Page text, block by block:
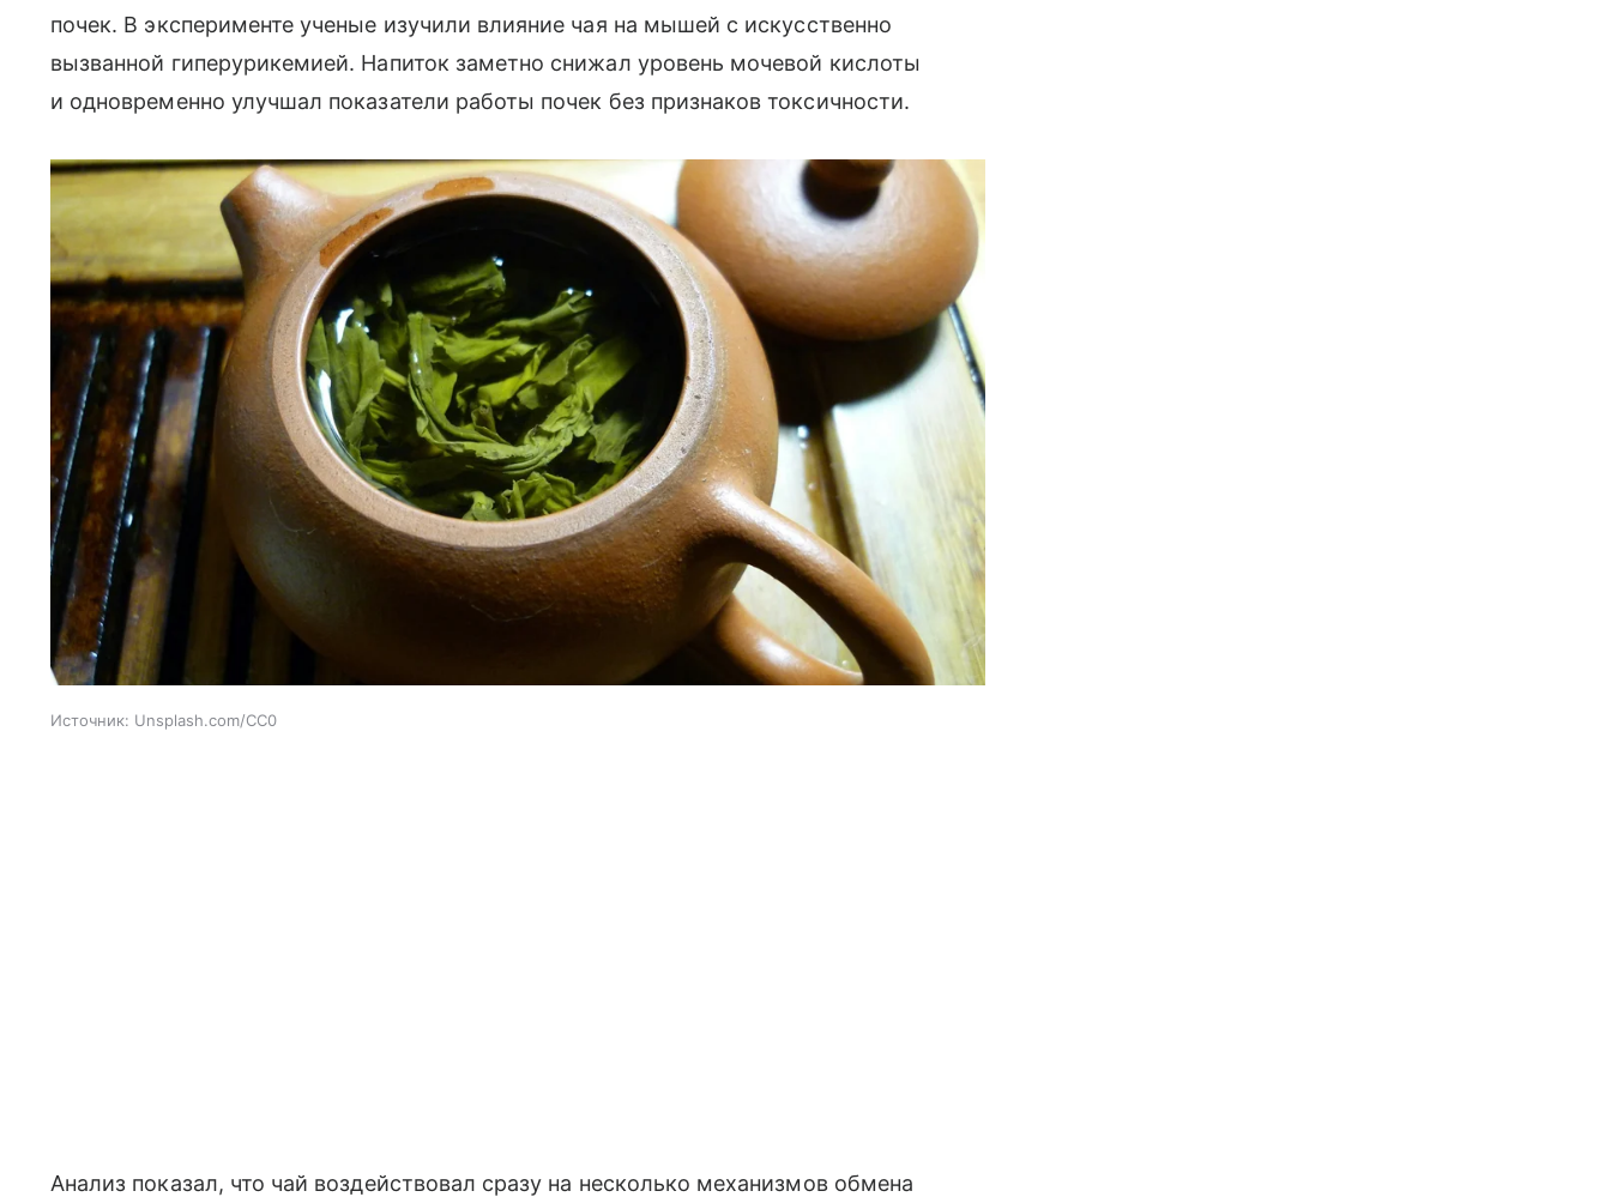
почек. В эксперименте ученые изучили влияние чая на мышей с искусственно
вызванной гиперурикемией. Напиток заметно снижал уровень мочевой кислоты
и одновременно улучшал показатели работы почек без признаков токсичности.
Источник: Unsplash.com/CC0
Анализ показал, что чай воздействовал сразу на несколько механизмов обмена